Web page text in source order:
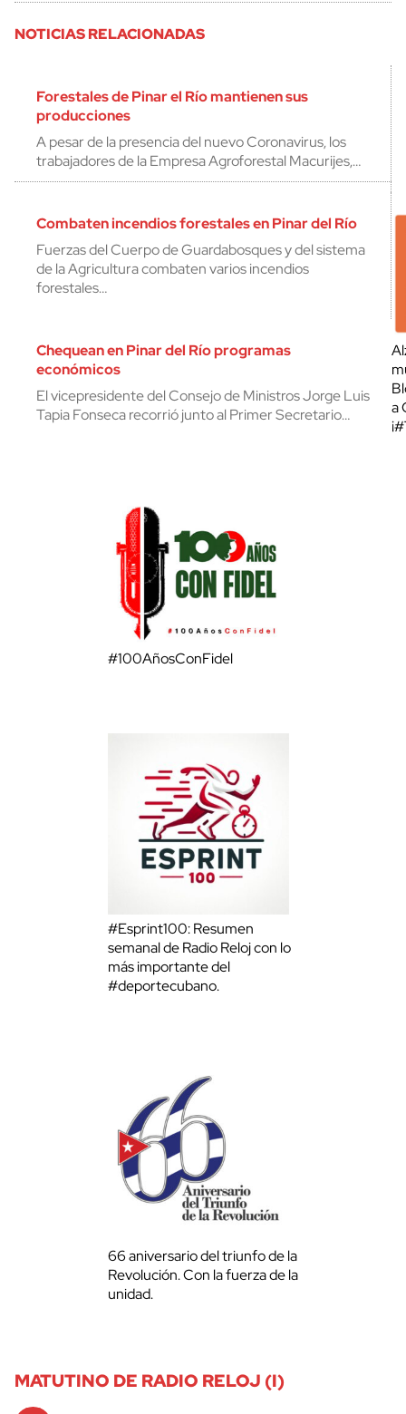
NOTICIAS RELACIONADAS
Forestales de Pinar el Río mantienen sus
producciones
A pesar de la presencia del nuevo Coronavirus, los
trabajadores de la Empresa Agroforestal Macurijes,…
Combaten incendios forestales en Pinar del Río
Fuerzas del Cuerpo de Guardabosques y del sistema
de la Agricultura combaten varios incendios
forestales…
Chequean en Pinar del Río programas
económicos
El vicepresidente del Consejo de Ministros Jorge Luis
Tapia Fonseca recorrió junto al Primer Secretario…
a
#100AñosConFidel
#Esprint100: Resumen
semanal de Radio Reloj con lo
más importante del
#deportecubano.
66 aniversario del triunfo de la
Revolución. Con la fuerza de la
unidad.
MATUTINO DE RADIO RELOJ (I)